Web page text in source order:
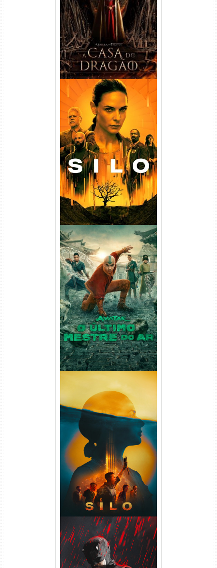
Temporada Torrent (2022)
WEB-DL 720p/1080p Dual
Áudio
Silo 1ª Temporada Torrent
(2023) WEB-DL
720p/1080p/4K Dual Áudio
Avatar: O Último Mestre do
Ar 2ª Temporada Torrent
(2026) WEB-DL 1080p Dual
Áudio
Silo 2ª Temporada (2024)
WEB-DL 1080p Dual Áudio